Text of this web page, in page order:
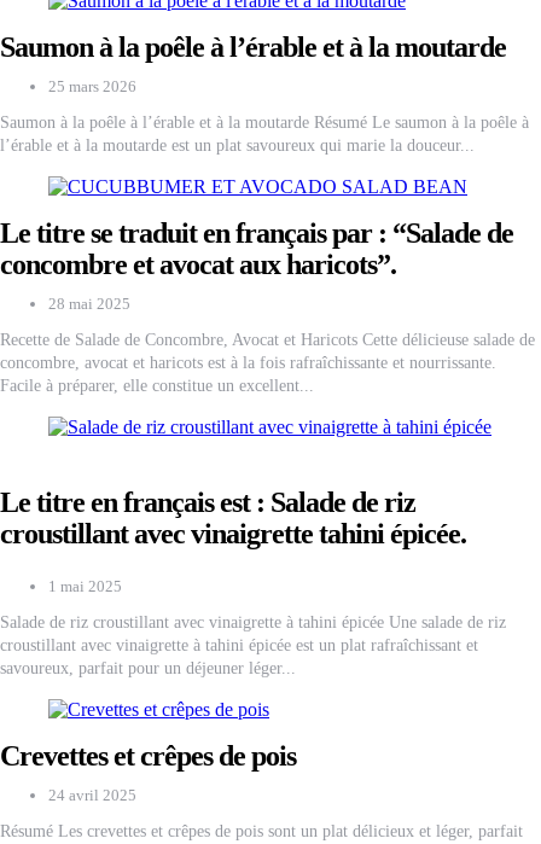
Saumon à la poêle à l’érable et à la moutarde
25 mars 2026
Saumon à la poêle à l’érable et à la moutarde Résumé Le saumon à la poêle à
l’érable et à la moutarde est un plat savoureux qui marie la douceur...
Le titre se traduit en français par : “Salade de
concombre et avocat aux haricots”.
28 mai 2025
Recette de Salade de Concombre, Avocat et Haricots Cette délicieuse salade de
concombre, avocat et haricots est à la fois rafraîchissante et nourrissante.
Facile à préparer, elle constitue un excellent...
Le titre en français est : Salade de riz
croustillant avec vinaigrette tahini épicée.
1 mai 2025
Salade de riz croustillant avec vinaigrette à tahini épicée Une salade de riz
croustillant avec vinaigrette à tahini épicée est un plat rafraîchissant et
savoureux, parfait pour un déjeuner léger...
Crevettes et crêpes de pois
24 avril 2025
Résumé Les crevettes et crêpes de pois sont un plat délicieux et léger, parfait